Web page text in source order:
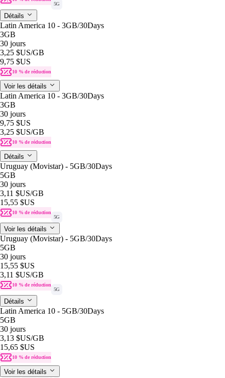
5G
Détails
Latin America 10 - 3GB/30Days
3GB
30 jours
3,25 $US/GB
9,75 $US
10 % de réduction
Voir les détails
Latin America 10 - 3GB/30Days
3GB
30 jours
9,75 $US
3,25 $US/GB
10 % de réduction
Détails
Uruguay (Movistar) - 5GB/30Days
5GB
30 jours
3,11 $US/GB
15,55 $US
10 % de réduction
5G
Voir les détails
Uruguay (Movistar) - 5GB/30Days
5GB
30 jours
15,55 $US
3,11 $US/GB
10 % de réduction
5G
Détails
Latin America 10 - 5GB/30Days
5GB
30 jours
3,13 $US/GB
15,65 $US
10 % de réduction
Voir les détails